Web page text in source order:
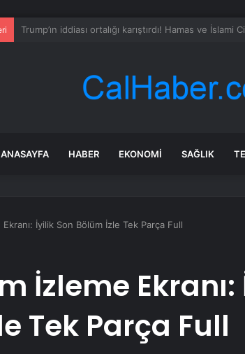
Aydın Çine’deki orman yangınında 7 saat geride
ANASAYFA HABER EKONOMI SAĞLIK
İyilik Son Bölüm İzle Tek Parça Full
İzleme
Tek Parça Full